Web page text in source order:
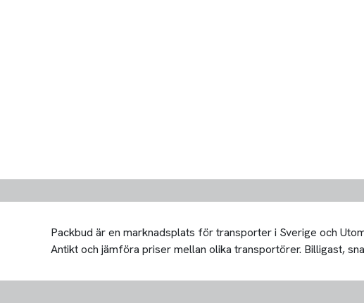
Packbud är en marknadsplats för transporter i Sverige och
Antikt och jämföra priser mellan olika transportörer. Billigast,